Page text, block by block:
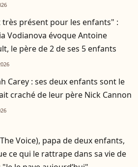
très présent pour les enfants" :
Vodianova évoque Antoine
le père de 2 de ses 5 enfants
Carey : ses deux enfants sont le
craché de leur père Nick Cannon
Voice), papa de deux enfants,
ce qui le rattrape dans sa vie de